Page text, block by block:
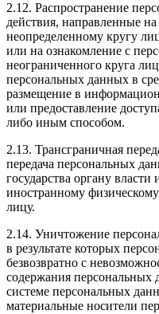
2.12. Распространение
действия, направленные
неопределенному кругу
или на ознакомление с
неограниченного круга
персональных данных в
размещение в
или предоставление
либо иным способом.
2.13. Трансграничная
передача персональных
государства органу власти
иностранному
лицу.
2.14. Уничтожение
в результате которых
безвозвратно с
содержания
системе персональных
материальные носители